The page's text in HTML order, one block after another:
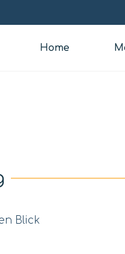
Home
Blick